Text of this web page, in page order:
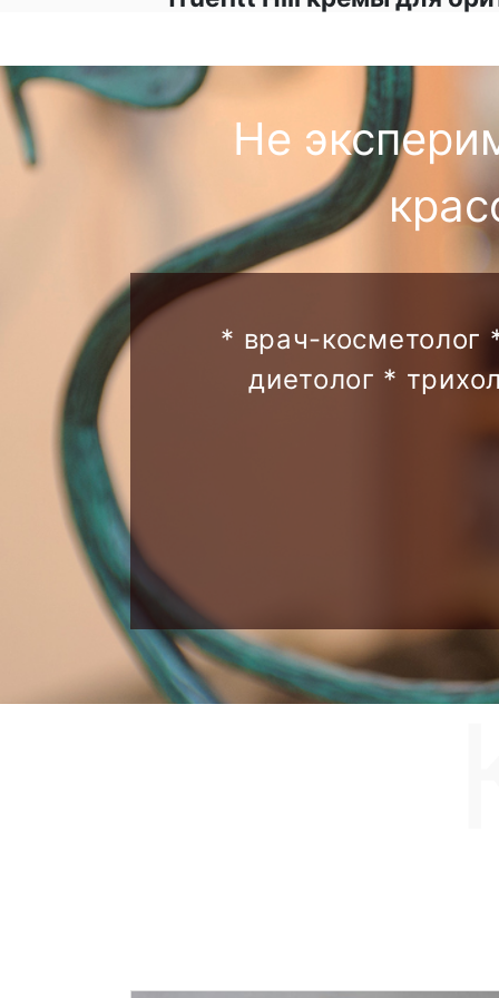
Не
* врач-косметолог
диетолог *